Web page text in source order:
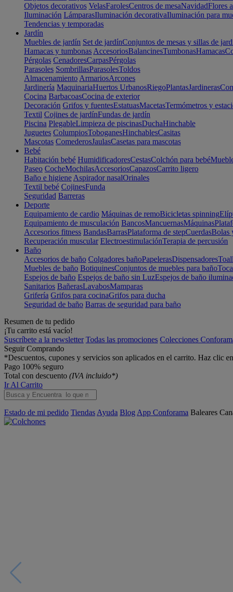
Objetos decorativos VelasFarolesCentros de mesaNavidadFlores
Iluminación LámparasIluminación decorativaIluminación para
Tendencias y temporadas
Jardín
Muebles de jardín Set de jardínConjuntos de mesas y sillas de
Hamacas y tumbonas AccesoriosBalancinesTumbonasHamacas
Pérgolas CenadoresCarpasPérgolas
Parasoles SombrillasParasolesToldos
Almacenamiento ArmariosArcones
Jardinería MaquinariaHuertos UrbanosRiegoPlantasJardineras
Cocina BarbacoasCocina de exterior
Decoración Grifos y fuentesEstatuasMacetasTermómetros y
Textil Cojines de jardínFundas de jardín
Piscina PlegableLimpieza de piscinasDuchaHinchable
Juguetes ColumpiosToboganesHinchablesCasitas
Mascotas ComederosJaulasCasetas para mascotas
Bebé
Habitación bebé HumidificadoresCestasColchón para bebé
Paseo CocheMochilasAccesoriosCapazosCarrito ligero
Baño e higiene Aspirador nasalOrinales
Textil bebé CojinesFunda
Seguridad Barreras
Deporte
Equipamiento de cardio Máquinas de remoBicicletas spinning
Equipamiento de musculación BancosMancuernasMáquinas
Accesorios fitness BandasBarrasPlataforma de stepCuerdasBolas
Recuperación muscular ElectroestimulaciónTerapia de percusión
Baño
Accesorios de baño Colgadores bañoPapelerasDispensadores
Muebles de baño BotiquinesConjuntos de muebles para baño
Espejos de baño Espejos de baño sin LuzEspejos de baño
Sanitarios BañerasLavabosMamparas
Grifería Grifos para cocinaGrifos para ducha
Seguridad de baño Barras de seguridad para baño
Resumen de tu pedido
¡Tu carrito está vacío!
Suscríbete a la newsletter Todas las promociones Colecciones
Seguir Comprando
*Descuentos, cupones y servicios son aplicados en el carrito. Haz clic
Pago 100% seguro
Total con descuento (IVA incluido*)
Ir Al Carrito
Estado de mi pedido Tiendas Ayuda Blog App Conforama Baleares